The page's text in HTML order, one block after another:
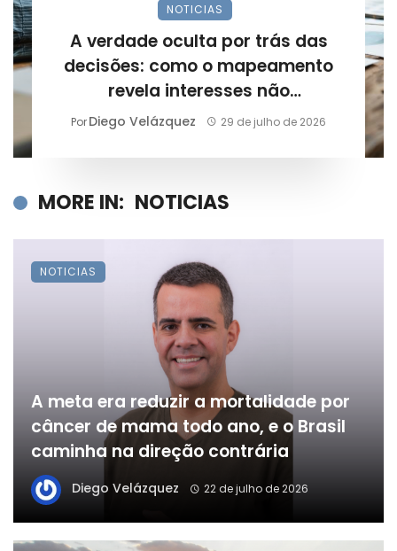
NOTICIAS
A verdade oculta por trás das
decisões: como o mapeamento
revela interesses não
declarados?
PorDiego Velázquez 29 de julho de 2026
MORE IN: NOTICIAS
A meta era reduzir a mortalidade por
câncer de mama todo ano, e o Brasil
caminha na direção contrária
Diego Velázquez 22 de julho de 2026
NOTICIAS